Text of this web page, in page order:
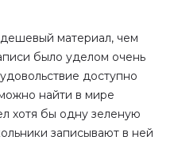
материал, чем
было уделом очень
доступно
найти в мире
хотя бы одну зеленую
записывают в ней